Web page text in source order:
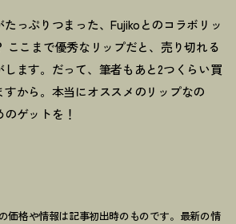
っぷりつまった、Fujikoとのコラボリッ
ここまで優秀なリップだと、売り切れる
ます。だって、筆者もあと2つくらい買
から。本当にオススメのリップなの
のゲットを ！
価格や情報は記事初出時のものです。最新の情